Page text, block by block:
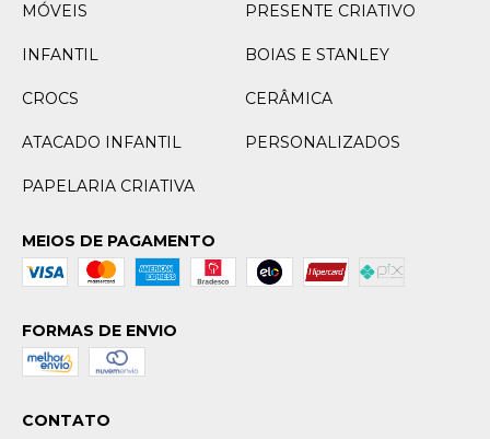
MÓVEIS
PRESENTE CRIATIVO
INFANTIL BOIAS E STANLEY
CROCS CERÂMICA
ATACADO INFANTIL PERSONALIZADOS
PAPELARIA CRIATIVA
MEIOS DE PAGAMENTO
FORMAS DE ENVIO
CONTATO